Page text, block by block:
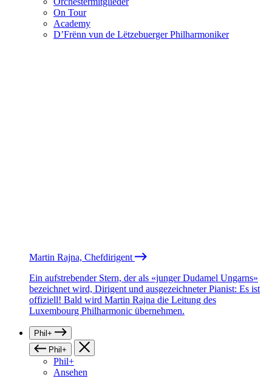
On Tour
Academy
D’Frënn vun de Lëtzebuerger Philharmoniker
Martin Rajna, Chefdirigent
Ein aufstrebender Stern, der als «junger Dudamel Ungarns»
bezeichnet wird, Dirigent und ausgezeichneter Pianist: Es ist
offiziell! Bald wird Martin Rajna die Leitung des
Luxembourg Philharmonic übernehmen.
Phil+
Phil+
Phil+
Ansehen